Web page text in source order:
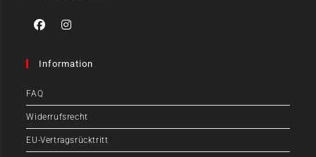
Information
FAQ
Widerrufsrecht
EU-Vertragsrücktritt